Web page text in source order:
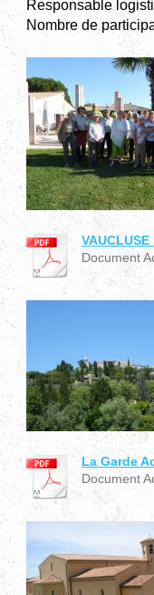
Responsable
Nombre de
Document
La Garde
Document